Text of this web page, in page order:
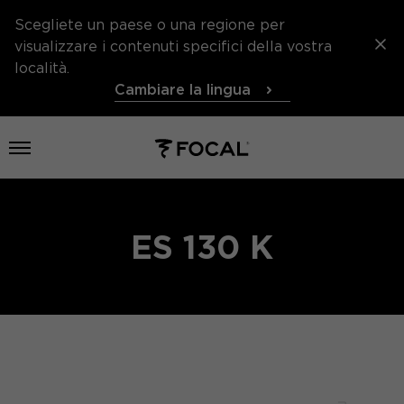
Scegliete un paese o una regione per
visualizzare i contenuti specifici della vostra
località.
Cambiare la lingua
Aprire il menu
ES 130 K